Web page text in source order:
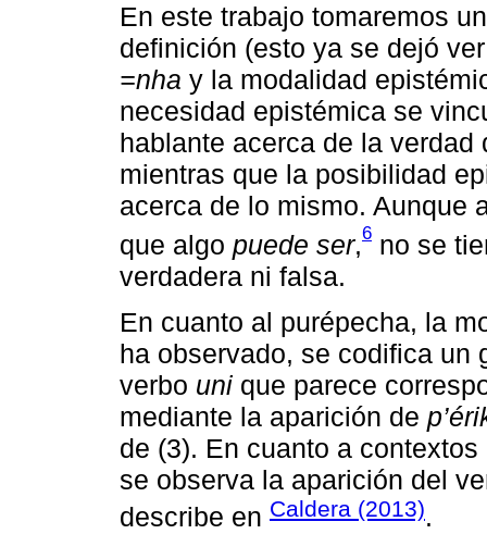
En este trabajo tomaremos
definición (esto ya se dejó
=nha y la modalidad
necesidad epistémica se
hablante acerca de la
mientras que la posibilidad
acerca de lo mismo. Aunque
que algo puede ser,6 no se
verdadera ni falsa.
En cuanto al purépecha, la
ha observado, se codifica un
verbo uni que parece
mediante la aparición de
de (3). En cuanto a
se observa la aparición del
describe en Caldera (2013).